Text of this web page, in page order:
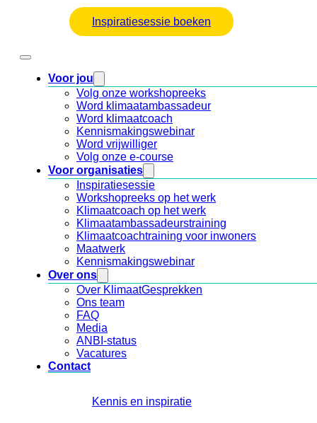
Inspiratiesessie boeken
Voor jou
Volg onze workshopreeks
Word klimaatambassadeur
Word klimaatcoach
Kennismakingswebinar
Word vrijwilliger
Volg onze e-course
Voor organisaties
Inspiratiesessie
Workshopreeks op het werk
Klimaatcoach op het werk
Klimaatambassadeurstraining
Klimaatcoachtraining voor inwoners
Maatwerk
Kennismakingswebinar
Over ons
Over KlimaatGesprekken
Ons team
FAQ
Media
ANBI-status
Vacatures
Contact
Kennis en inspiratie